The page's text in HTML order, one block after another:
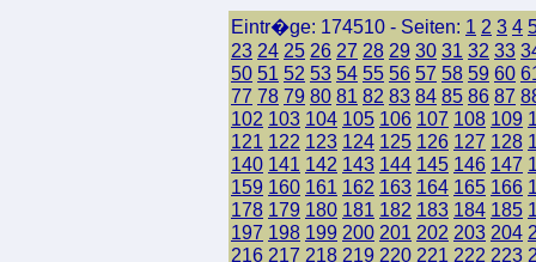
Eintr�ge: 174510 - Seiten: 1 2 3 4
23 24 25 26 27 28 29 30 31 32 33
50 51 52 53 54 55 56 57 58 59 60
77 78 79 80 81 82 83 84 85 86 87
102 103 104 105 106 107 108 109
121 122 123 124 125 126 127 128
140 141 142 143 144 145 146 147
159 160 161 162 163 164 165 166
178 179 180 181 182 183 184 185
197 198 199 200 201 202 203 204
216 217 218 219 220 221 222 223